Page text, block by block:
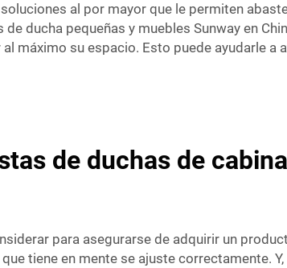
al por mayor que le permiten
ducha pequeñas y muebles Sunway en
máximo su espacio. Esto puede ayudarle a
de duchas de cabina
para asegurarse de adquirir un
tiene en mente se ajuste correctamente.